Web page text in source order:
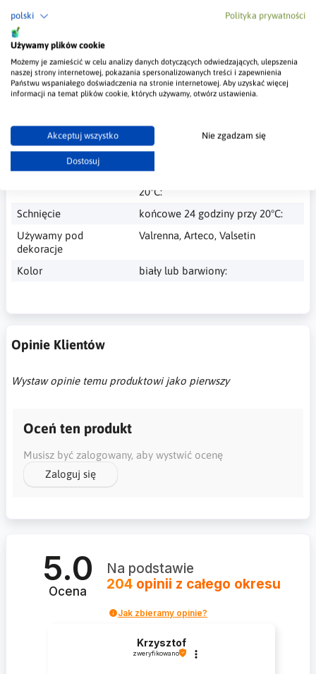
polski Polityka prywatności
Używamy plików cookie
Możemy je zamieścić w celu analizy danych dotyczących odwiedzających, ulepszenia
naszej strony internetowej, pokazania spersonalizowanych treści i zapewnienia
Państwu wspaniałego doświadczenia na stronie internetowej. Aby uzyskać więcej
informacji na temat plików cookie, których używamy, otwórz ustawienia.
Akceptuj wszystko Nie zgadzam się
Dostosuj
Najważniejsze Informacje
Pojemność
Wydajność
11-12m2/l
Ilość warstw
1-2
Schnięcie
powierzchniowe 2 godziny przy
20°C:
Schnięcie
końcowe 24 godziny przy 20°C:
Używamy pod
dekoracje
Valrenna, Arteco, Valsetin
Kolor biały lub barwiony:
Opinie Klientów
Wystaw opinie temu produktowi jako pierwszy
Oceń ten produkt
Musisz być zalogowany, aby wystwić ocenę
Zaloguj się
5.0
Ocena
Na podstawie
204 opinii z całego okresu
Jak zbieramy opinie?
Krzysztof
zweryfikowano